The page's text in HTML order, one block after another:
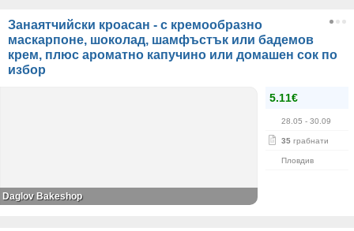
Занаятчийски кроасан - с кремообразно
маскарпоне, шоколад, шамфъстък или бадемов
крем, плюс ароматно капучино или домашен сок по
избор
5.11€
28.05 - 30.09
35 грабнати
Пловдив
Daglov Bakeshop